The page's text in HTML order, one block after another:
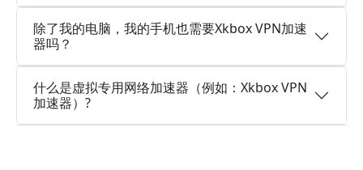
除了我的电脑，我的手机也需要Xkbox VPN加速
器吗？
什么是虚拟专用网络加速器（例如：Xkbox VPN
加速器）?